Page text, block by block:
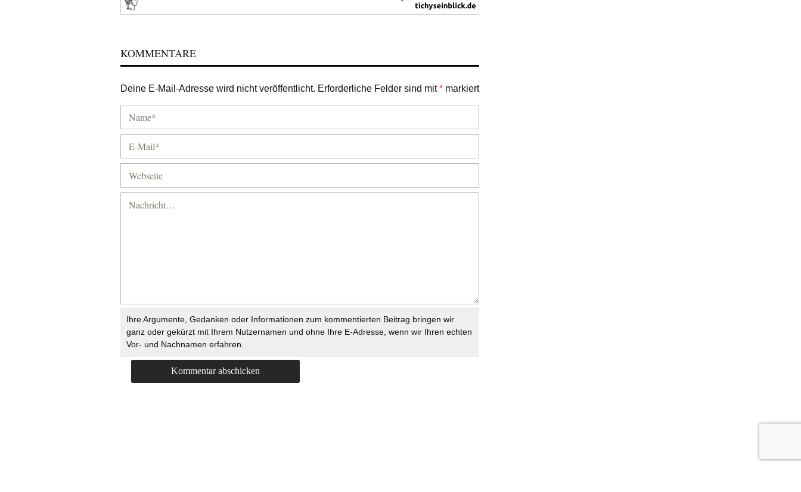
KOMMENTARE
Deine E-Mail-Adresse wird nicht veröffentlicht. Erforderliche Felder sind mit* markiert
Ihre Argumente, Gedanken oder Informationen zum kommentierten Beitrag bringen wir
ganz oder gekürzt mit Ihrem Nutzernamen und ohne Ihre E-Adresse, wenn wir Ihren echten
Vor- und Nachnamen erfahren.